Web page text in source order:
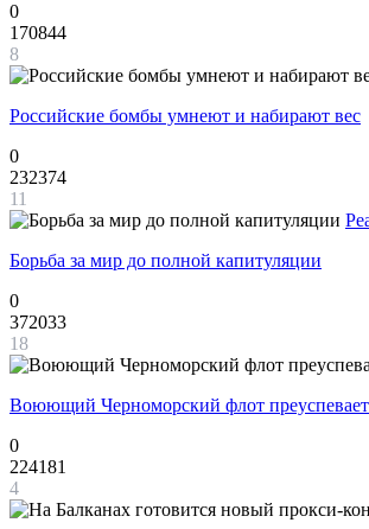
0
170844
8
Российские бомбы умнеют и набирают вес
0
232374
11
Борьба за мир до полной капитуляции
0
372033
18
Воюющий Черноморский флот
0
224181
4